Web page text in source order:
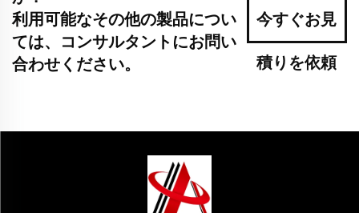
利用可能なその他の製品につい
ては、コンサルタントにお問い
合わせください。
今すぐお見
積りを依頼